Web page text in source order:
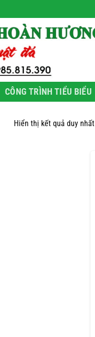
CÔNG TRÌNH TIỂU BIỂU
Hiển thị kết quả duy nhất